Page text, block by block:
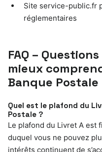
Site service-public.fr
réglementaires
FAQ –
mieux
Banque Postale
Quel est le plafond du
Postale ?
Le plafond du Livret A est
duquel vous ne pouvez
intérêts continuent de